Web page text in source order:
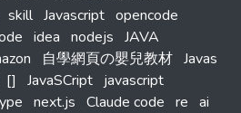
skill Javascript opencode
idea nodejs JAVA
自學網頁の嬰兒教材 Javas
[] JavaSCript javascript
next.js Claude code re ai